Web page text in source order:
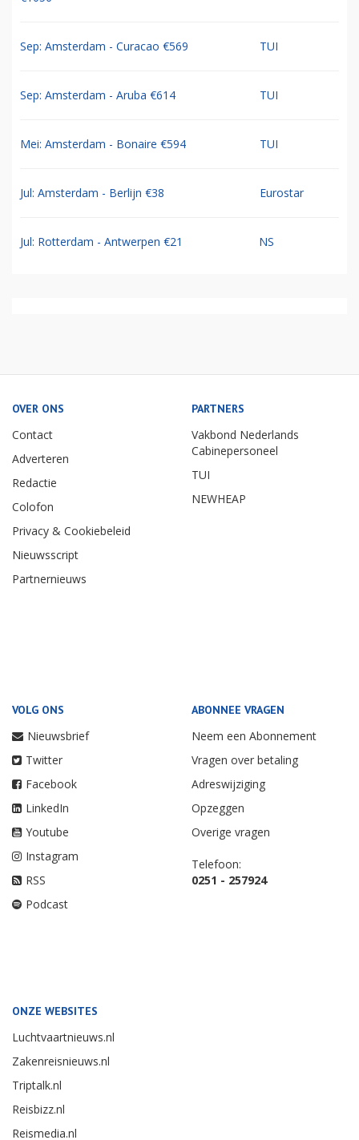
Sep: Amsterdam - Curacao €569 TUI
Sep: Amsterdam - Aruba €614 TUI
Mei: Amsterdam - Bonaire €594 TUI
Jul: Amsterdam - Berlijn €38 Eurostar
Jul: Rotterdam - Antwerpen €21 NS
OVER ONS
Contact
Adverteren
Redactie
Colofon
Privacy & Cookiebeleid
Nieuwsscript
Partnernieuws
PARTNERS
Vakbond Nederlands
Cabinepersoneel
TUI
NEWHEAP
VOLG ONS
Nieuwsbrief
Twitter
Facebook
LinkedIn
Youtube
Instagram
RSS
Podcast
ABONNEE VRAGEN
Neem een Abonnement
Vragen over betaling
Adreswijziging
Opzeggen
Overige vragen
Telefoon:
0251 - 257924
ONZE WEBSITES
Luchtvaartnieuws.nl
Zakenreisnieuws.nl
Triptalk.nl
Reisbizz.nl
Reismedia.nl